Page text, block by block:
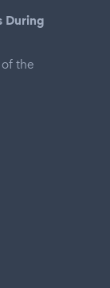
During
the